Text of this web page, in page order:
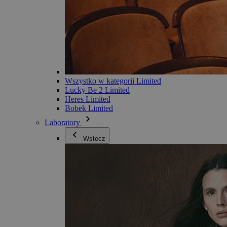
Wszystko w kategorii Limited
Lucky Be 2 Limited
Heres Limited
Bobek Limited
Laboratory
Wstecz